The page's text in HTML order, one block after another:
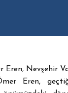
Eren, Nevşehir
Eren,